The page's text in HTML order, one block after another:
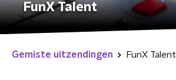
FunX Talent
Gemiste uitzendingen FunX Talent